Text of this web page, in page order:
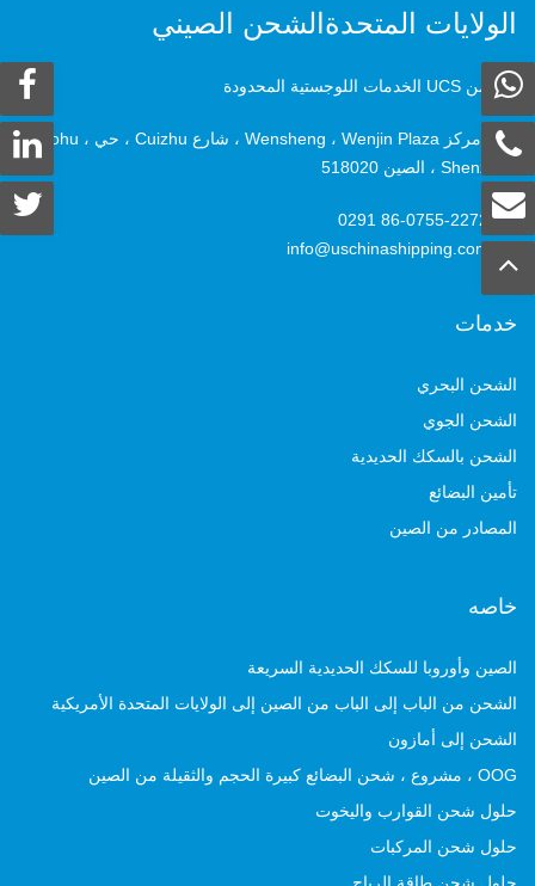
الولايات المتحدةالشحن الصيني
شنتشن UCS الخدمات اللوجستية المحدودة
8F ، مركز Wensheng ، Wenjin Plaza ، شارع Cuizhu ، حي Luohu ،
Shenzhen ، الصين 518020
+86-0755-2272 0291
info@uschinashipping.com
خدمات
الشحن البحري
الشحن الجوي
الشحن بالسكك الحديدية
تأمين البضائع
المصادر من الصين
خاصه
الصين وأوروبا للسكك الحديدية السريعة
الشحن من الباب إلى الباب من الصين إلى الولايات المتحدة الأمريكية
الشحن إلى أمازون
OOG ، مشروع ، شحن البضائع كبيرة الحجم والثقيلة من الصين
حلول شحن القوارب واليخوت
حلول شحن المركبات